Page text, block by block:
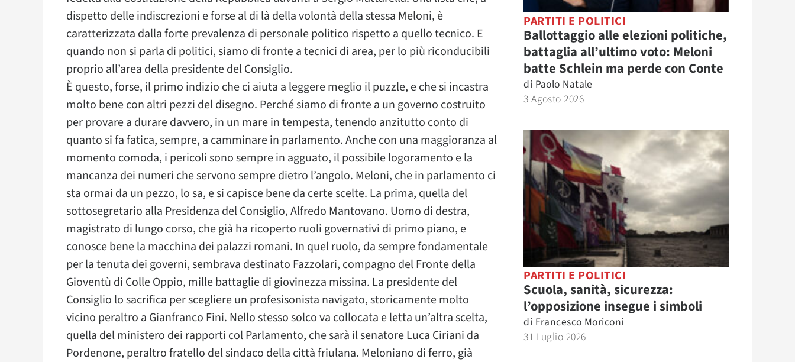
dispetto delle indiscrezioni e forse al di là della volontà della stessa Meloni, è
caratterizzata dalla forte prevalenza di personale politico rispetto a quello tecnico. E
quando non si parla di politici, siamo di fronte a tecnici di area, per lo più riconducibili
proprio all’area della presidente del Consiglio.
È questo, forse, il primo indizio che ci aiuta a leggere meglio il puzzle, e che si incastra
molto bene con altri pezzi del disegno. Perché siamo di fronte a un governo costruito
per provare a durare davvero, in un mare in tempesta, tenendo anzitutto conto di
quanto si fa fatica, sempre, a camminare in parlamento. Anche con una maggioranza al
momento comoda, i pericoli sono sempre in agguato, il possibile logoramento e la
mancanza dei numeri che servono sempre dietro l’angolo. Meloni, che in parlamento ci
sta ormai da un pezzo, lo sa, e si capisce bene da certe scelte. La prima, quella del
sottosegretario alla Presidenza del Consiglio, Alfredo Mantovano. Uomo di destra,
magistrato di lungo corso, che già ha ricoperto ruoli governativi di primo piano, e
conosce bene la macchina dei palazzi romani. In quel ruolo, da sempre fondamentale
per la tenuta dei governi, sembrava destinato Fazzolari, compagno del Fronte della
Gioventù di Colle Oppio, mille battaglie di giovinezza missina. La presidente del
Consiglio lo sacrifica per scegliere un profesisonista navigato, storicamente molto
vicino peraltro a Gianfranco Fini. Nello stesso solco va collocata e letta un’altra scelta,
quella del ministero dei rapporti col Parlamento, che sarà il senatore Luca Ciriani da
Pordenone, peraltro fratello del sindaco della città friulana. Meloniano di ferro, già
PARTITI E POLITICI
Ballottaggio alle elezioni politiche,
battaglia all’ultimo voto: Meloni
batte Schlein ma perde con Conte
di Paolo Natale
3 Agosto 2026
PARTITI E POLITICI
Scuola, sanità, sicurezza:
l’opposizione insegue i simboli
di Francesco Moriconi
31 Luglio 2026